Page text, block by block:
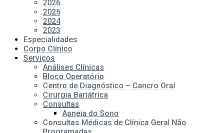
2026
2025
2024
2023
Especialidades
Corpo Clínico
Serviços
Análises Clínicas
Bloco Operatório
Centro de Diagnóstico – Cancro Oral
Cirurgia Bariátrica
Consultas
Apneia do Sono
Consultas Médicas de Clínica Geral Não